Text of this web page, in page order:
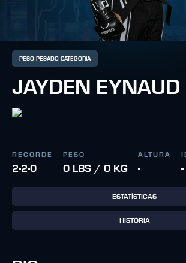
PESO PESADO CATEGORIA
JAYDEN EYNAUD
RECORDE
2-2-0
PESO
0 LBS / 0 KG
ALTURA
- -
ESTATÍSTICAS
HISTÓRIA